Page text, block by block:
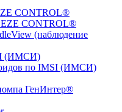
CONTROL®
CONTROL®
(наблюдение
(ИМСИ)
по IMSI (ИМСИ)
ГенИнтер®